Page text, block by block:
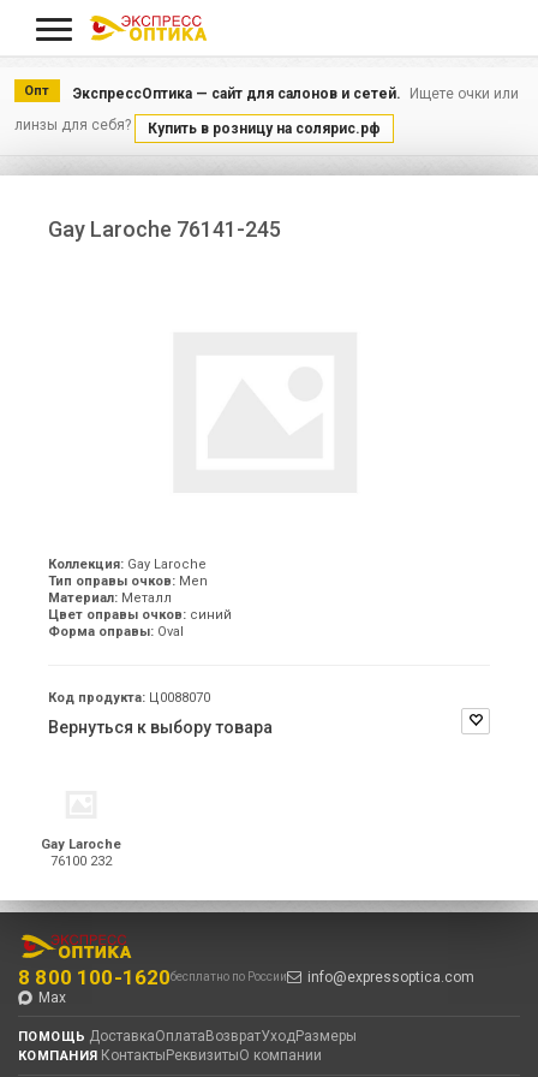
Опт ЭкспрессОптика — сайт для салонов и сетей.
Ищете очки или
линзы для себя?
Купить в розницу на солярис.рф
Gay Laroche 76141-245
Коллекция: Gay Laroche
Тип оправы очков: Men
Материал: Металл
Цвет оправы очков: синий
Форма оправы: Oval
Код продукта: Ц0088070
Вернуться к выбору товара
Gay Laroche
76100 232
8 800 100-1620бесплатно по России
info@expressoptica.com
Max
ПОМОЩЬ ДоставкаОплата ВозвратУходРазмеры
КОМПАНИЯ Контакты РеквизитыО компании